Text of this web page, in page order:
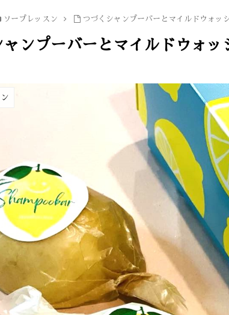
ソープレッスン つづくシャンプーバーとマイルドウォッ
ャンプーバーとマイルドウォ